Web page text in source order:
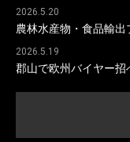
2026.5.20
農林水産物・食品輸出
2026.5.19
郡山で欧州バイヤー招